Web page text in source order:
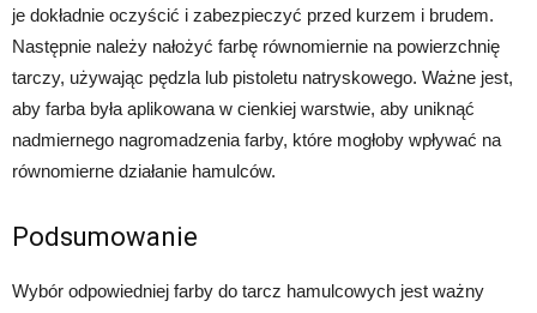
je dokładnie oczyścić i zabezpieczyć przed kurzem i brudem.
Następnie należy nałożyć farbę równomiernie na powierzchnię
tarczy, używając pędzla lub pistoletu natryskowego. Ważne jest,
aby farba była aplikowana w cienkiej warstwie, aby uniknąć
nadmiernego nagromadzenia farby, które mogłoby wpływać na
równomierne działanie hamulców.
Podsumowanie
Wybór odpowiedniej farby do tarcz hamulcowych jest ważny